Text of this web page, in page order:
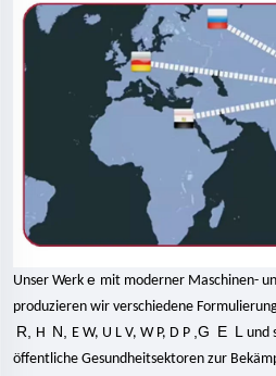
Unser Werk e mit moderner Maschinen-
produzieren wir verschiedene
R,
H N, E W, U L V, W P, D P ,G E L und
öffentliche Gesundheitsektoren zur